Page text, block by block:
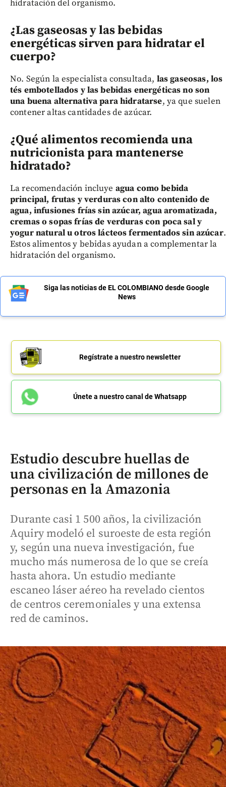
hidratación del organismo.
¿Las gaseosas y las bebidas
energéticas sirven para hidratar el
cuerpo?
No. Según la especialista consultada, las gaseosas, los
tés embotellados y las bebidas energéticas no son
una buena alternativa para hidratarse, ya que suelen
contener altas cantidades de azúcar.
¿Qué alimentos recomienda una
nutricionista para mantenerse
hidratado?
La recomendación incluye agua como bebida
principal, frutas y verduras con alto contenido de
agua, infusiones frías sin azúcar, agua aromatizada,
cremas o sopas frías de verduras con poca sal y
yogur natural u otros lácteos fermentados sin azúcar.
Estos alimentos y bebidas ayudan a complementar la
hidratación del organismo.
Siga las noticias de EL COLOMBIANO desde Google
News
Regístrate a nuestro newsletter
Únete a nuestro canal de Whatsapp
Estudio descubre huellas de
una civilización de millones de
personas en la Amazonia
Durante casi 1 500 años, la civilización
Aquiry modeló el suroeste de esta región
y, según una nueva investigación, fue
mucho más numerosa de lo que se creía
hasta ahora. Un estudio mediante
escaneo láser aéreo ha revelado cientos
de centros ceremoniales y una extensa
red de caminos.